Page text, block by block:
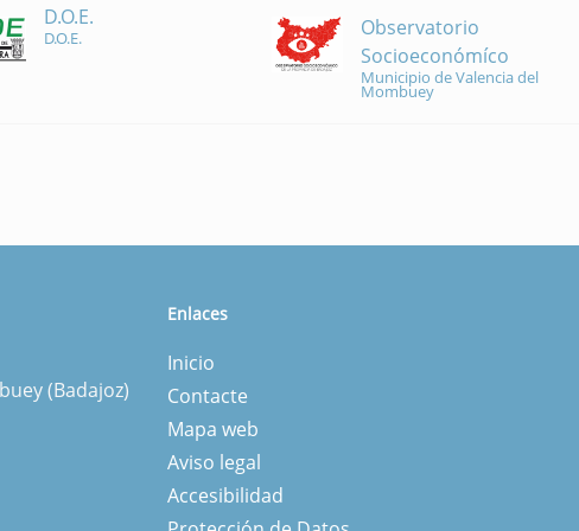
D.O.E.
D.O.E.
Observatorio
Socioeconómíco
Municipio de Valencia del
Mombuey
(Badajoz)
Enlaces
Inicio
Contacte
Mapa web
Aviso legal
Accesibilidad